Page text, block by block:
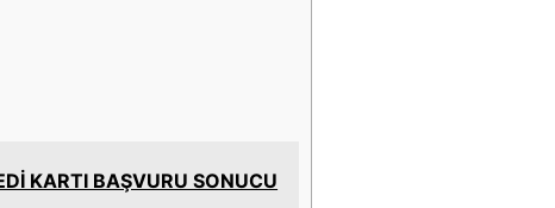
KARTI BAŞVURU SONUCU